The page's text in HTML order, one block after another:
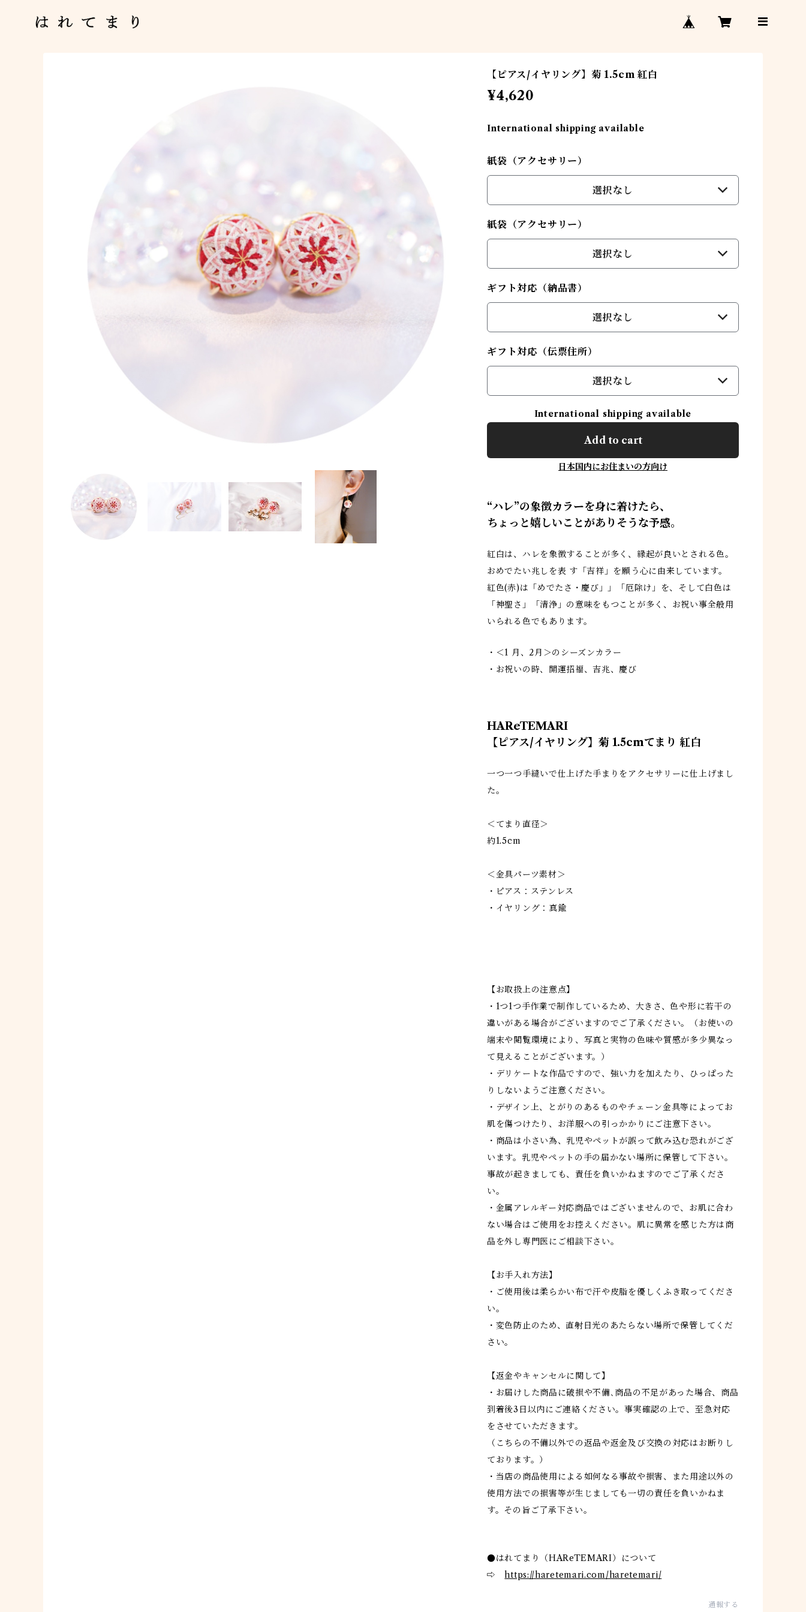
【ピアス/イヤリング】菊 1.5cm 紅白
¥4,620
International shipping available
紙袋（アクセサリー）
選択なし
紙袋（アクセサリー）
選択なし
ギフト対応（納品書）
選択なし
ギフト対応（伝票住所）
選択なし
International shipping available
Add to cart
日本国内にお住まいの方向け
“ハレ”の象徴カラーを身に着けたら、
ちょっと嬉しいことがありそうな予感。
紅白は、ハレを象徴することが多く、縁起が良いとされる色。
おめでたい兆しを表 す「吉祥」を願う心に由来しています。
紅色(赤)は「めでたさ・慶び」」「厄除け」を、そして白色は
「神聖さ」「清浄」の意味をもつことが多く、お祝い事全般用
いられる色でもあります。
・＜1 月、2月＞のシーズンカラー
・お祝いの時、開運招福、吉兆、慶び
HAReTEMARI
【ピアス/イヤリング】菊 1.5cmてまり 紅白
一つ一つ手縫いで仕上げた手まりをアクセサリーに仕上げまし
た。
＜てまり直径＞
約1.5cm
＜金具パーツ素材＞
・ピアス：ステンレス
・イヤリング：真鍮
【お取扱上の注意点】
・1つ1つ手作業で制作しているため、大きさ、色や形に若干の
違いがある場合がございますのでご了承ください。（お使いの
端末や閲覧環境により、写真と実物の色味や質感が多少異なっ
て見えることがございます。）
・デリケートな作品ですので、強い力を加えたり、ひっぱった
りしないようご注意ください。
・デザイン上、とがりのあるものやチェーン金具等によってお
肌を傷つけたり、お洋服への引っかかりにご注意下さい。
・商品は小さい為、乳児やペットが誤って飲み込む恐れがござ
います。乳児やペットの手の届かない場所に保管して下さい。
事故が起きましても、責任を負いかねますのでご了承くださ
い。
・金属アレルギー対応商品ではございませんので、お肌に合わ
ない場合はご使用をお控えください。肌に異常を感じた方は商
品を外し専門医にご相談下さい。
【お手入れ方法】
・ご使用後は柔らかい布で汗や皮脂を優しくふき取ってくださ
い。
・変色防止のため、直射日光のあたらない場所で保管してくだ
さい。
【返金やキャンセルに関して】
・お届けした商品に破損や不備､商品の不足があった場合、商品
到着後3日以内にご連絡ください。事実確認の上で、至急対応
をさせていただきます。
（こちらの不備以外での返品や返金及び交換の対応はお断りし
ております。）
・当店の商品使用による如何なる事故や損害、また用途以外の
使用方法での損害等が生じましても一切の責任を負いかねま
す。その旨ご了承下さい。
●はれてまり（HAReTEMARI）について
⇨https://haretemari.com/haretemari/
通報する